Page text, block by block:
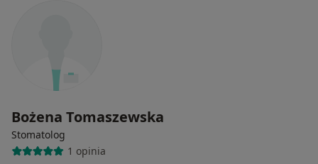
Bożena Tomaszewska
Stomatolog
1 opinia